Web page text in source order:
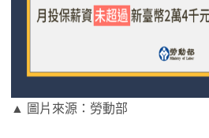
▲ 圖片來源：勞動部